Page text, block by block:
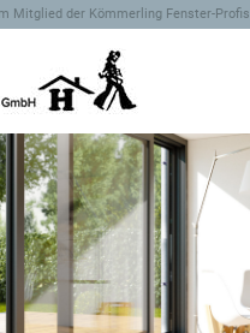
Mitglied der Kömmerling Fenster-Profis